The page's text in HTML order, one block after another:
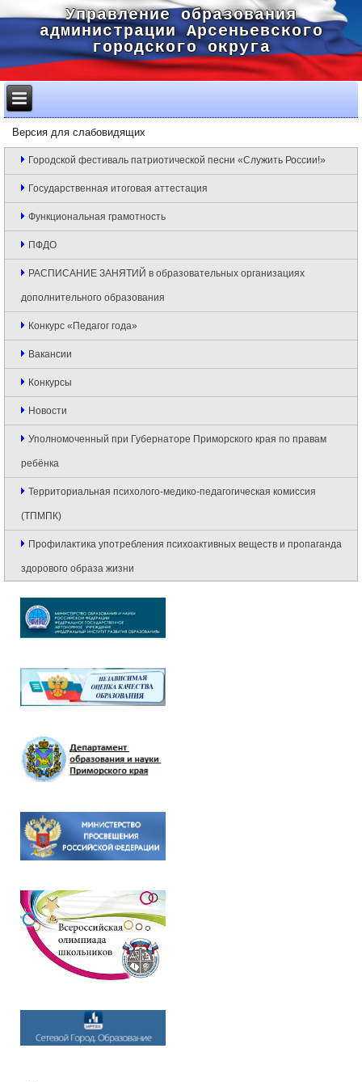
Управление образования
администрации Арсеньевского
городского округа
Версия для слабовидящих
Городской фестиваль патриотической песни «Служить России!»
Государственная итоговая аттестация
Функциональная грамотность
ПФДО
РАСПИСАНИЕ ЗАНЯТИЙ в образовательных организациях
дополнительного образования
Конкурс «Педагог года»
Вакансии
Конкурсы
Новости
Уполномоченный при Губернаторе Приморского края по правам
ребёнка
Территориальная психолого-медико-педагогическая комиссия
(ТПМПК)
Профилактика употребления психоактивных веществ и пропаганда
здорового образа жизни